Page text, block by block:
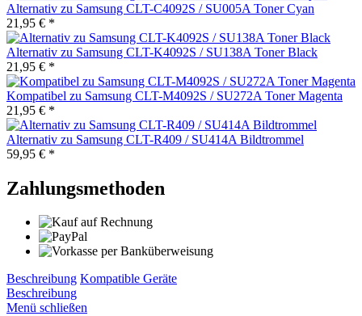
Alternativ zu Samsung CLT-C4092S / SU005A Toner Cyan
21,95 € *
Alternativ zu Samsung CLT-K4092S / SU138A Toner Black
21,95 € *
Kompatibel zu Samsung CLT-M4092S / SU272A Toner Magenta
21,95 € *
Alternativ zu Samsung CLT-R409 / SU414A Bildtrommel
59,95 € *
Zahlungsmethoden
Beschreibung Kompatible Geräte
Beschreibung
Menü schließen